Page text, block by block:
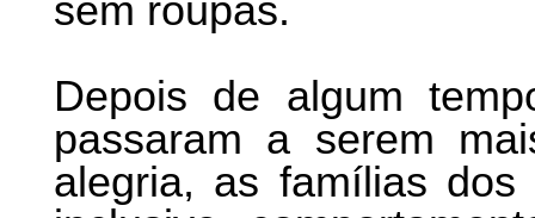
sem roupas.
Depois de algum
passaram a serem
alegria, as famílias